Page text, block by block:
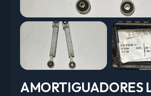
AMORTIGUADORES